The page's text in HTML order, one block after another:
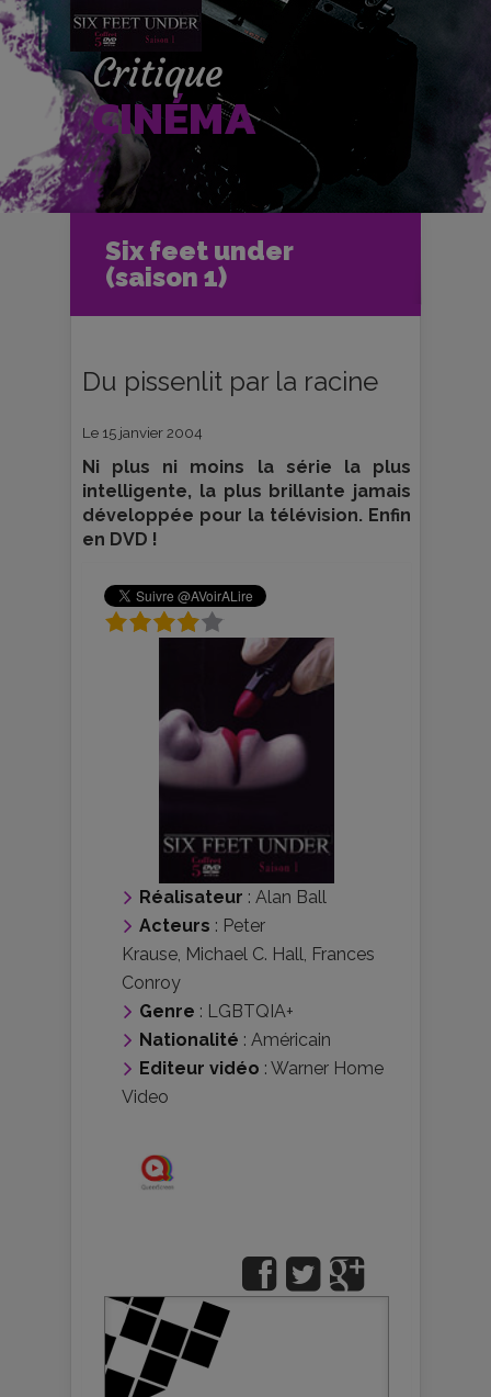
Critique
CINÉMA
Six feet under
(saison 1)
Accueil
Cinéma
Critiques et fiches films
Six feet under (saison 1)
Du pissenlit par la racine
Le 15 janvier 2004
Ni plus ni moins la série la plus
intelligente, la plus brillante jamais
développée pour la télévision. Enfin
en DVD !
Réalisateur : Alan Ball
Acteurs : Peter
Krause, Michael C. Hall, Frances
Conroy
Genre : LGBTQIA+
Nationalité : Américain
Editeur vidéo : Warner Home
Video